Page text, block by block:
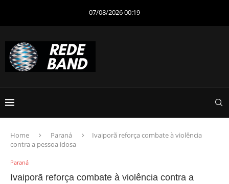
07/08/2026 00:19
Home Paraná
Ivaiporã reforça combate à violência
contra a pessoa idosa
Paraná
Ivaiporã reforça combate à violência contra a